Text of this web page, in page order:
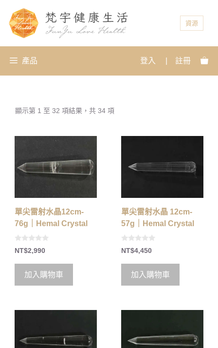
資源
產品 登入 註冊
顯示第 1 至 32 項結果，共 34 項
單尖雷射水晶12cm-
76g｜Hemal Crystal
0
o
5
NT$2,990
加入購物車
單尖雷射水晶 12cm-
57g｜Hemal Crystal
0
o
5
NT$4,450
加入購物車